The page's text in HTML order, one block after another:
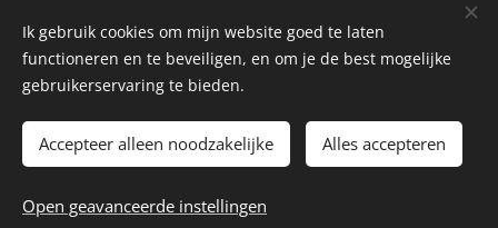
©2019 Painted by Me / Heart 4 Art, alle rechten voorbehouden
voor de kunst
Ik gebruik cookies om mijn website goed te laten
functioneren en te beveiligen, en om je de best mogelijke
gebruikerservaring te bieden.
Accepteer alleen noodzakelijke Alles accepteren
Open geavanceerde instellingen